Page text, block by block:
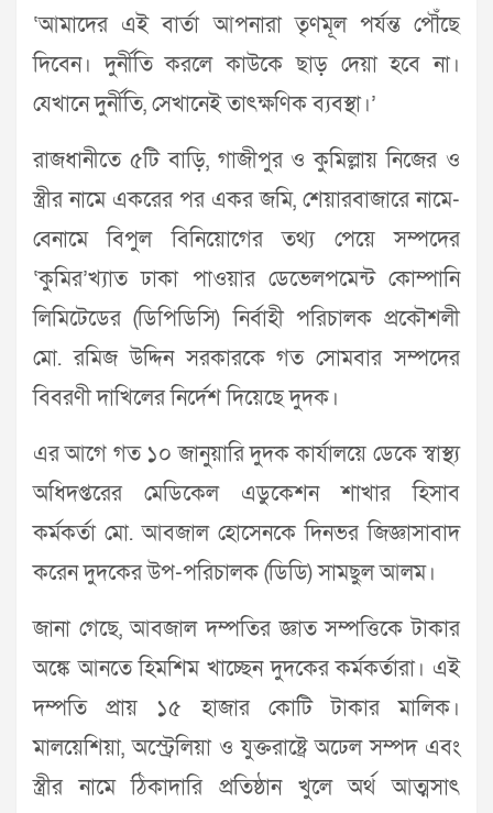
‘আমাদের এই বার্তা আপনারা তৃণমূল পর্যন্ত পৌঁছে
দিবেন। দুর্নীতি করলে কাউকে ছাড় দেয়া হবে না।
যেখানে দুর্নীতি, সেখানেই তাৎক্ষণিক ব্যবস্থা।’
রাজধানীতে ৫টি বাড়ি, গাজীপুর ও কুমিল্লায় নিজের ও
স্ত্রীর নামে একরের পর একর জমি, শেয়ারবাজারে নামে-
বেনামে বিপুল বিনিয়োগের তথ্য পেয়ে সম্পদের
‘কুমির’খ্যাত ঢাকা পাওয়ার ডেভেলপমেন্ট কোম্পানি
লিমিটেডের (ডিপিডিসি) নির্বাহী পরিচালক প্রকৌশলী
মো. রমিজ উদ্দিন সরকারকে গত সোমবার সম্পদের
বিবরণী দাখিলের নির্দেশ দিয়েছে দুদক।
এর আগে গত ১০ জানুয়ারি দুদক কার্যালয়ে ডেকে স্বাস্থ্য
অধিদপ্তরের মেডিকেল এডুকেশন শাখার হিসাব
কর্মকর্তা মো. আবজাল হোসেনকে দিনভর জিজ্ঞাসাবাদ
করেন দুদকের উপ-পরিচালক (ডিডি) সামছুল আলম।
জানা গেছে, আবজাল দম্পতির জ্ঞাত সম্পত্তিকে টাকার
অঙ্কে আনতে হিমশিম খাচ্ছেন দুদকের কর্মকর্তারা। এই
দম্পতি প্রায় ১৫ হাজার কোটি টাকার মালিক।
মালয়েশিয়া, অস্ট্রেলিয়া ও যুক্তরাষ্ট্রে অঢেল সম্পদ এবং
স্ত্রীর নামে ঠিকাদারি প্রতিষ্ঠান খুলে অর্থ আত্মসাৎ